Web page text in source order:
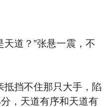
？”张悬一震，不
挡不住那只大手，陷
，天道有序和天道有